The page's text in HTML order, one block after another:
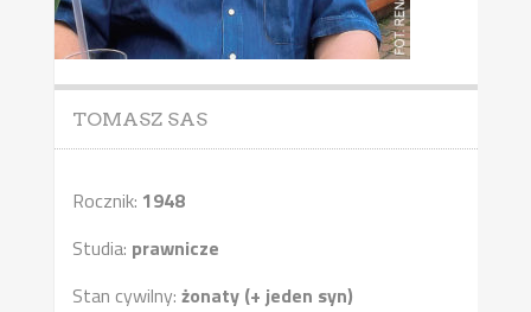
TOMASZ SAS
Rocznik: 1948
Studia: prawnicze
Stan cywilny: żonaty (+ jeden syn)